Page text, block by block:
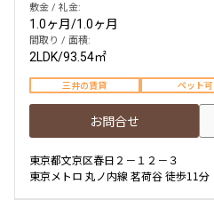
敷金 / 礼金:
1.0ヶ月/1.0ヶ月
間取り / 面積:
2LDK/93.54㎡
三井の賃貸 ペット可
お問合せ
東京都文京区春日２－１２－３
東京メトロ 丸ノ内線 茗荷谷 徒歩11分